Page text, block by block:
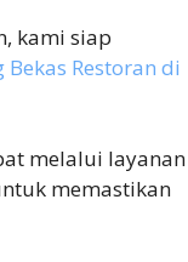
kami siap
Bekas Restoran di
melalui layanan
memastikan